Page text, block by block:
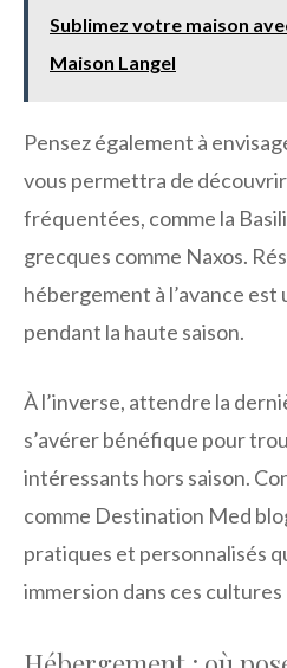
Sublimez votre maison
Maison Langel
Pensez également à
vous permettra de
fréquentées, comme la
grecques comme Naxos.
hébergement à l’avance
pendant la haute saison.
À l’inverse, attendre la
s’avérer bénéfique pour
intéressants hors saison.
comme Destination Med
pratiques et personnalisés
immersion dans ces cultures